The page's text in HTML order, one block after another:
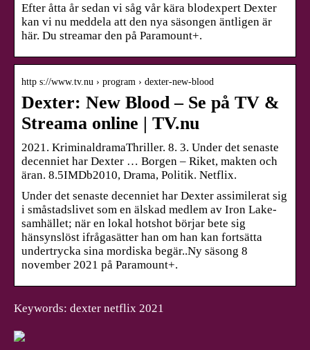
Efter åtta år sedan vi såg vår kära blodexpert Dexter
kan vi nu meddela att den nya säsongen äntligen är
här. Du streamar den på Paramount+.
http s://www.tv.nu › program › dexter-new-blood
Dexter: New Blood – Se på TV &
Streama online | TV.nu
2021. KriminaldramaThriller. 8. 3. Under det senaste
decenniet har Dexter … Borgen – Riket, makten och
äran. 8.5IMDb2010, Drama, Politik. Netflix.
Under det senaste decenniet har Dexter assimilerat sig
i småstadslivet som en älskad medlem av Iron Lake-
samhället; när en lokal hotshot börjar bete sig
hänsynslöst ifrågasätter han om han kan fortsätta
undertrycka sina mordiska begär..Ny säsong 8
november 2021 på Paramount+.
Keywords: dexter netflix 2021